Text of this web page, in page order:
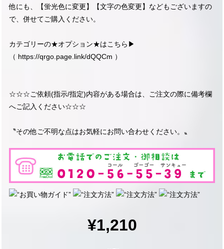
他にも、【蛍光色に変更】【文字の色変更】などもございますの
で、併せてご購入ください。
カテゴリーの★オプション★はこちら▶︎
（ https://qrgo.page.link/dQQCm ）
☆☆☆ご依頼(指示/指定)内容がある場合は、ご注文の際に備考欄
へご記入ください☆☆☆
〝その他ご不明な点はお気軽にお問い合わせください。〟
¥1,210